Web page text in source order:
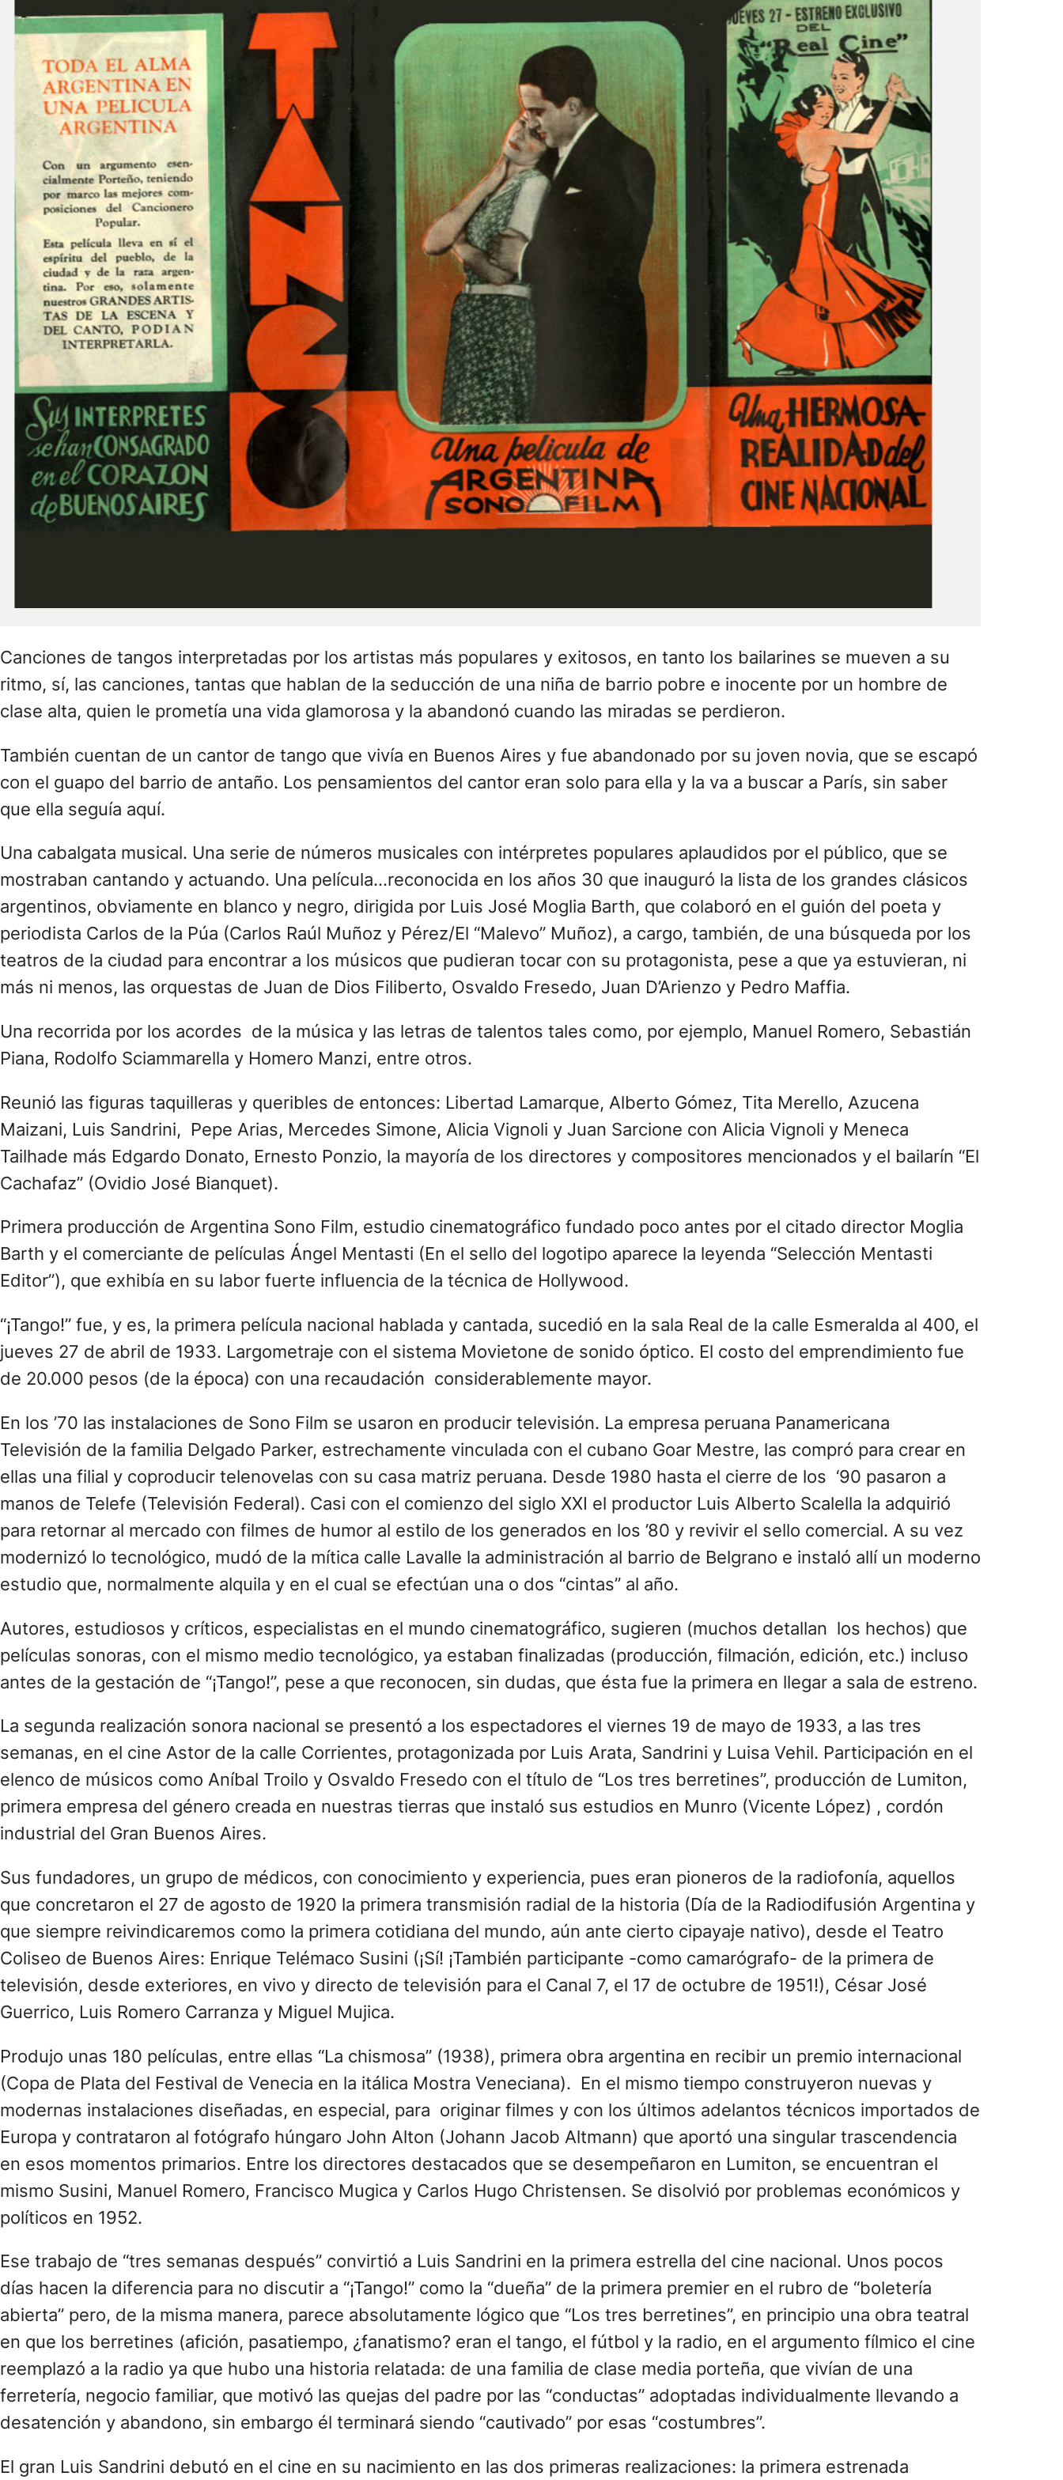
Canciones de tangos interpretadas por los artistas más populares y exitosos, en tanto los bailarines se mueven a su
ritmo, sí, las canciones, tantas que hablan de la seducción de una niña de barrio pobre e inocente por un hombre de
clase alta, quien le prometía una vida glamorosa y la abandonó cuando las miradas se perdieron.
También cuentan de un cantor de tango que vivía en Buenos Aires y fue abandonado por su joven novia, que se escapó
con el guapo del barrio de antaño. Los pensamientos del cantor eran solo para ella y la va a buscar a París, sin saber
que ella seguía aquí.
Una cabalgata musical. Una serie de números musicales con intérpretes populares aplaudidos por el público, que se
mostraban cantando y actuando. Una película…reconocida en los años 30 que inauguró la lista de los grandes clásicos
argentinos, obviamente en blanco y negro, dirigida por Luis José Moglia Barth, que colaboró en el guión del poeta y
periodista Carlos de la Púa (Carlos Raúl Muñoz y Pérez/El “Malevo” Muñoz), a cargo, también, de una búsqueda por los
teatros de la ciudad para encontrar a los músicos que pudieran tocar con su protagonista, pese a que ya estuvieran, ni
más ni menos, las orquestas de Juan de Dios Filiberto, Osvaldo Fresedo, Juan D’Arienzo y Pedro Maffia.
Una recorrida por los acordes de la música y las letras de talentos tales como, por ejemplo, Manuel Romero, Sebastián
Piana, Rodolfo Sciammarella y Homero Manzi, entre otros.
Reunió las figuras taquilleras y queribles de entonces: Libertad Lamarque, Alberto Gómez, Tita Merello, Azucena
Maizani, Luis Sandrini, Pepe Arias, Mercedes Simone, Alicia Vignoli y Juan Sarcione con Alicia Vignoli y Meneca
Tailhade más Edgardo Donato, Ernesto Ponzio, la mayoría de los directores y compositores mencionados y el bailarín “El
Cachafaz” (Ovidio José Bianquet).
Primera producción de Argentina Sono Film, estudio cinematográfico fundado poco antes por el citado director Moglia
Barth y el comerciante de películas Ángel Mentasti (En el sello del logotipo aparece la leyenda “Selección Mentasti
Editor”), que exhibía en su labor fuerte influencia de la técnica de Hollywood.
“¡Tango!” fue, y es, la primera película nacional hablada y cantada, sucedió en la sala Real de la calle Esmeralda al 400, el
jueves 27 de abril de 1933. Largometraje con el sistema Movietone de sonido óptico. El costo del emprendimiento fue
de 20.000 pesos (de la época) con una recaudación considerablemente mayor.
En los ’70 las instalaciones de Sono Film se usaron en producir televisión. La empresa peruana Panamericana
Televisión de la familia Delgado Parker, estrechamente vinculada con el cubano Goar Mestre, las compró para crear en
ellas una filial y coproducir telenovelas con su casa matriz peruana. Desde 1980 hasta el cierre de los ‘90 pasaron a
manos de Telefe (Televisión Federal). Casi con el comienzo del siglo XXI el productor Luis Alberto Scalella la adquirió
para retornar al mercado con filmes de humor al estilo de los generados en los ’80 y revivir el sello comercial. A su vez
modernizó lo tecnológico, mudó de la mítica calle Lavalle la administración al barrio de Belgrano e instaló allí un moderno
estudio que, normalmente alquila y en el cual se efectúan una o dos “cintas” al año.
Autores, estudiosos y críticos, especialistas en el mundo cinematográfico, sugieren (muchos detallan los hechos) que
películas sonoras, con el mismo medio tecnológico, ya estaban finalizadas (producción, filmación, edición, etc.) incluso
antes de la gestación de “¡Tango!”, pese a que reconocen, sin dudas, que ésta fue la primera en llegar a sala de estreno.
La segunda realización sonora nacional se presentó a los espectadores el viernes 19 de mayo de 1933, a las tres
semanas, en el cine Astor de la calle Corrientes, protagonizada por Luis Arata, Sandrini y Luisa Vehil. Participación en el
elenco de músicos como Aníbal Troilo y Osvaldo Fresedo con el título de “Los tres berretines”, producción de Lumiton,
primera empresa del género creada en nuestras tierras que instaló sus estudios en Munro (Vicente López) , cordón
industrial del Gran Buenos Aires.
Sus fundadores, un grupo de médicos, con conocimiento y experiencia, pues eran pioneros de la radiofonía, aquellos
que concretaron el 27 de agosto de 1920 la primera transmisión radial de la historia (Día de la Radiodifusión Argentina y
que siempre reivindicaremos como la primera cotidiana del mundo, aún ante cierto cipayaje nativo), desde el Teatro
Coliseo de Buenos Aires: Enrique Telémaco Susini (¡Sí! ¡También participante -como camarógrafo- de la primera de
televisión, desde exteriores, en vivo y directo de televisión para el Canal 7, el 17 de octubre de 1951!), César José
Guerrico, Luis Romero Carranza y Miguel Mujica.
Produjo unas 180 películas, entre ellas “La chismosa” (1938), primera obra argentina en recibir un premio internacional
(Copa de Plata del Festival de Venecia en la itálica Mostra Veneciana). En el mismo tiempo construyeron nuevas y
modernas instalaciones diseñadas, en especial, para originar filmes y con los últimos adelantos técnicos importados de
Europa y contrataron al fotógrafo húngaro John Alton (Johann Jacob Altmann) que aportó una singular trascendencia
en esos momentos primarios. Entre los directores destacados que se desempeñaron en Lumiton, se encuentran el
mismo Susini, Manuel Romero, Francisco Mugica y Carlos Hugo Christensen. Se disolvió por problemas económicos y
políticos en 1952.
Ese trabajo de “tres semanas después” convirtió a Luis Sandrini en la primera estrella del cine nacional. Unos pocos
días hacen la diferencia para no discutir a “¡Tango!” como la “dueña” de la primera premier en el rubro de “boletería
abierta” pero, de la misma manera, parece absolutamente lógico que “Los tres berretines”, en principio una obra teatral
en que los berretines (afición, pasatiempo, ¿fanatismo? eran el tango, el fútbol y la radio, en el argumento fílmico el cine
reemplazó a la radio ya que hubo una historia relatada: de una familia de clase media porteña, que vivían de una
ferretería, negocio familiar, que motivó las quejas del padre por las “conductas” adoptadas individualmente llevando a
desatención y abandono, sin embargo él terminará siendo “cautivado” por esas “costumbres”.
El gran Luis Sandrini debutó en el cine en su nacimiento en las dos primeras realizaciones: la primera estrenada